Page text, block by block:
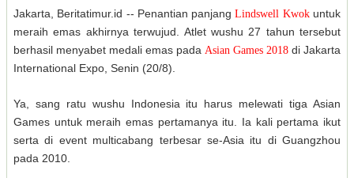
Jakarta, Beritatimur.id -- Penantian panjangLindswell Kwokuntuk
meraih emas akhirnya terwujud. Atlet wushu 27 tahun tersebut
berhasil menyabet medali emas pada Asian Games 2018 di Jakarta
International Expo, Senin (20/8).
Ya, sang ratu wushu Indonesia itu harus melewati tiga Asian
Games untuk meraih emas pertamanya itu. Ia kali pertama ikut
serta di event multicabang terbesar se-Asia itu di Guangzhou
pada 2010.